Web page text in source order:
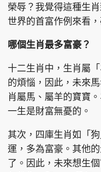
PCM 電腦廣場
頭條日報
親子王
榮辱？我覺得這種生
世界的首富作例來看
哪個生肖最多富豪？
十二生肖中，生肖屬
的煩惱，因此，未來
肖屬馬、屬羊的寶寶
一生是財富無憂的。
其次，四庫生肖如「
運，多為富豪。其他
了。因此，未來想生